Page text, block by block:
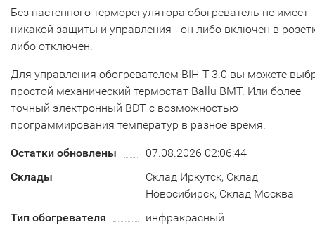
Без настенного терморегулятора обогреватель не имеет
никакой защиты и управления - он либо включен в
либо отключен.
Для управления обогревателем BIH-T-3.0 вы можете
простой механический термостат Ballu BMT. Или более
точный электронный BDT с возможностью
программирования температур в разное время.
Остатки обновлены
07.08.2026 02:06:44
Склады
Склад Иркутск, Склад
Новосибирск, Склад Москва
Тип обогревателя
инфракрасный